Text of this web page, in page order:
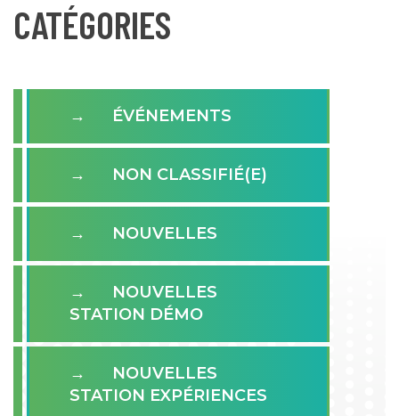
CATÉGORIES
ÉVÉNEMENTS
NON CLASSIFIÉ(E)
NOUVELLES
NOUVELLES
STATION DÉMO
NOUVELLES
STATION EXPÉRIENCES